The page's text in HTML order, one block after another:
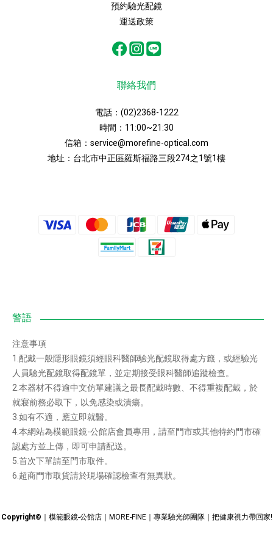
預約驗光配鏡
運送政策
聯絡我們
電話： (02)2368-1222
時間：11:00~21:30
信箱： service@morefine-optical.com
地址： 台北市中正區羅斯福路三段274之1號1樓
注意事項
1.配戴一般隱形眼鏡須經眼科醫師驗光配鏡取得處方籤，或經驗光
人員驗光配鏡取得配鏡單，並定期接受眼科醫師追蹤檢查。
2.本器材不得逾中文仿單建議之最長配戴時數、不得重複配戴，於
就寢前務必取下，以免感染或潰瘍。
3.如有不適，應立即就醫。
4.本網站為模範眼鏡-公館店會員專用，請至門市或其他特約門市確
認處方並上傳，即可申請配送。
5.首次下單請至門市取件。
6.超商門市取貨請於現場確認檢查有無異狀。
Copyright© ｜模範眼鏡-公館店｜MORE-FINE｜專業驗光師團隊｜把健康視力帶回家!